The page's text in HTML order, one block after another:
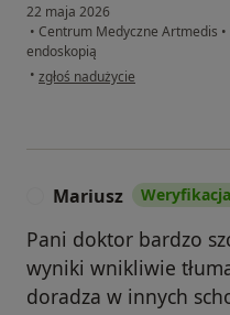
22 maja 2026
• Centrum Medyczne Artmedis •
endoskopią
• w opinii użytkownika Małgorzata
zgłoś nadużycie
Mariusz
Pani doktor bardzo
wyniki wnikliwie
doradza w innych